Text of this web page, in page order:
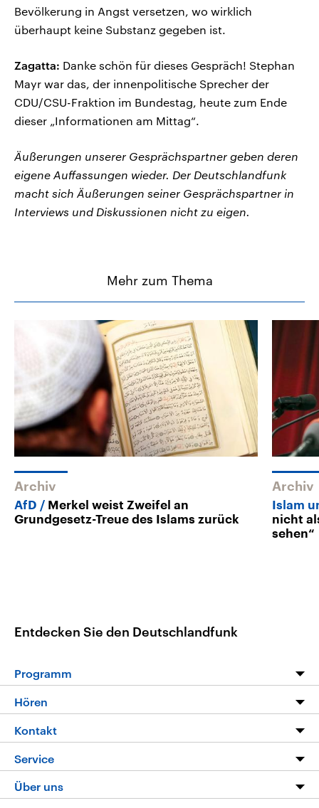
Bevölkerung in Angst versetzen, wo wirklich
überhaupt keine Substanz gegeben ist.
Zagatta: Danke schön für dieses Gespräch! Stephan
Mayr war das, der innenpolitische Sprecher der
CDU/CSU-Fraktion im Bundestag, heute zum Ende
dieser „Informationen am Mittag“.
Äußerungen unserer Gesprächspartner geben deren
eigene Auffassungen wieder. Der Deutschlandfunk
macht sich Äußerungen seiner Gesprächspartner in
Interviews und Diskussionen nicht zu eigen.
Mehr zum Thema
Archiv
AfD
Merkel weist Zweifel an
Grundgesetz-Treue des Islams zurück
Archiv
Islam
nicht
sehen“
Entdecken Sie den Deutschlandfunk
Programm
Die Nachrichten
Nachrichtenleicht
Neue Beiträge auf dlf.de
Hören
Livestream
Podcasts
Deutschlandfunk App
Kontakt
Service
FAQ
Über uns